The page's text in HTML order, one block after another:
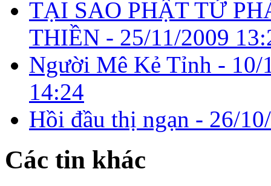
TẠI SAO PHẬT TỬ
THIỀN - 25/11/2009
Người Mê Kẻ Tỉnh - 10/
14:24
Hồi đầu thị ngạn - 26/
Các tin khác